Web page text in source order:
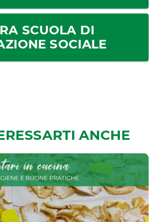
SCUOLA DI
SOCIALE
ANCHE